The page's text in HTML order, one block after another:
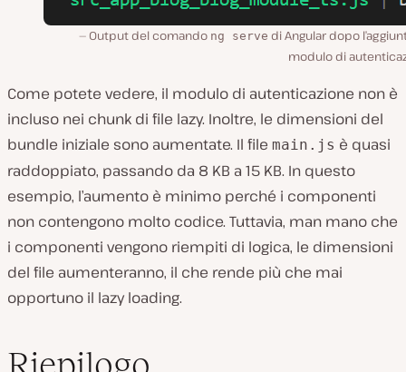
Output del comando ng serve di Angular dopo
modulo di
Come potete vedere, il modulo di autenticazione non è
incluso nei chunk di file lazy. Inoltre, le dimensioni del
bundle iniziale sono aumentate. Il file main.js è quasi
raddoppiato, passando da 8 KB a 15 KB. In questo
esempio, l’aumento è minimo perché i componenti
non contengono molto codice. Tuttavia, man mano che
i componenti vengono riempiti di logica, le dimensioni
del file aumenteranno, il che rende più che mai
opportuno il lazy loading.
Riepilogo